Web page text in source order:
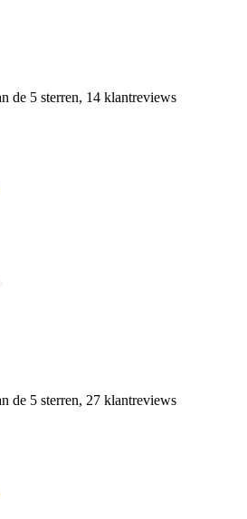
de 5 sterren, 14 klantreviews
de 5 sterren, 27 klantreviews